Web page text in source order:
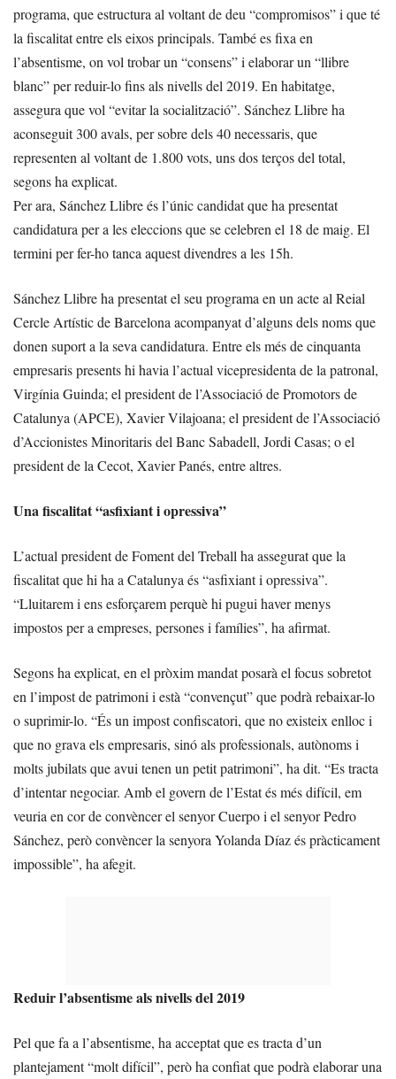
programa, que estructura al voltant de deu “compromisos” i que té
la fiscalitat entre els eixos principals. També es fixa en
l’absentisme, on vol trobar un “consens” i elaborar un “llibre
blanc” per reduir-lo fins als nivells del 2019. En habitatge,
assegura que vol “evitar la socialització”. Sánchez Llibre ha
aconseguit 300 avals, per sobre dels 40 necessaris, que
representen al voltant de 1.800 vots, uns dos terços del total,
segons ha explicat.
Per ara, Sánchez Llibre és l’únic candidat que ha presentat
candidatura per a les eleccions que se celebren el 18 de maig. El
termini per fer-ho tanca aquest divendres a les 15h.
Sánchez Llibre ha presentat el seu programa en un acte al Reial
Cercle Artístic de Barcelona acompanyat d’alguns dels noms que
donen suport a la seva candidatura. Entre els més de cinquanta
empresaris presents hi havia l’actual vicepresidenta de la patronal,
Virgínia Guinda; el president de l’Associació de Promotors de
Catalunya (APCE), Xavier Vilajoana; el president de l’Associació
d’Accionistes Minoritaris del Banc Sabadell, Jordi Casas; o el
president de la Cecot, Xavier Panés, entre altres.
Una fiscalitat “asfixiant i opressiva”
L’actual president de Foment del Treball ha assegurat que la
fiscalitat que hi ha a Catalunya és “asfixiant i opressiva”.
“Lluitarem i ens esforçarem perquè hi pugui haver menys
impostos per a empreses, persones i famílies”, ha afirmat.
Segons ha explicat, en el pròxim mandat posarà el focus sobretot
en l’impost de patrimoni i està “convençut” que podrà rebaixar-lo
o suprimir-lo. “És un impost confiscatori, que no existeix enlloc i
que no grava els empresaris, sinó als professionals, autònoms i
molts jubilats que avui tenen un petit patrimoni”, ha dit. “Es tracta
d’intentar negociar. Amb el govern de l’Estat és més difícil, em
veuria en cor de convèncer el senyor Cuerpo i el senyor Pedro
Sánchez, però convèncer la senyora Yolanda Díaz és pràcticament
impossible”, ha afegit.
Reduir l’absentisme als nivells del 2019
Pel que fa a l’absentisme, ha acceptat que es tracta d’un
plantejament “molt difícil”, però ha confiat que podrà elaborar una